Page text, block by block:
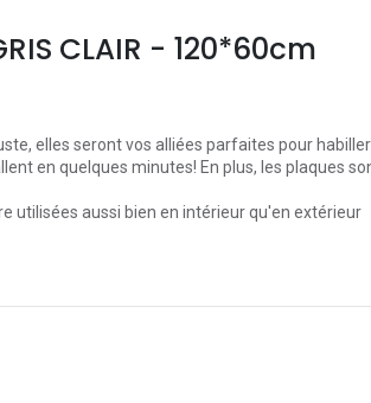
CLAIR - 120*60cm
elles seront vos alliées parfaites pour
en quelques minutes! En plus, les plaques
utilisées aussi bien en intérieur qu'en extérieur